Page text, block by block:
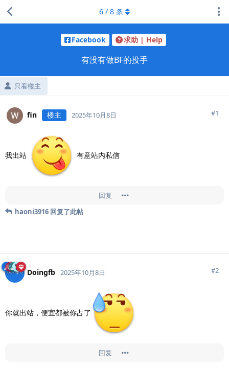
Facebook 求助 | Help
有没有做BF的投手
只看楼主
6 / 8 条
fin 楼主 2025年10月8日 #1
我出站 有意站内私信
回复
haoni3916 回复了此帖
Doingfb 2025年10月8日 #2
你就出站，便宜都被你占了
回复